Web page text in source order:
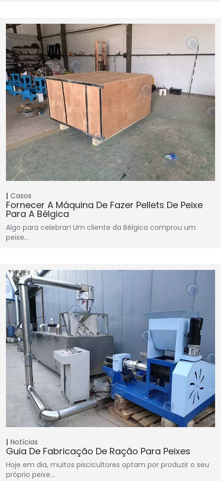
Casos
Fornecer A Máquina De Fazer Pellets De Peixe
Para A Bélgica
Algo para celebrar! Um cliente da Bélgica comprou um
peixe…
Notícias
Guia De Fabricação De Ração Para Peixes
Hoje em dia, muitos piscicultores optam por produzir o seu
próprio peixe…